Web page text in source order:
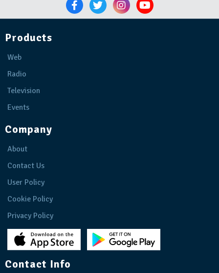
Products
Web
Radio
Television
Events
Company
About
Contact Us
User Policy
Cookie Policy
Privacy Policy
Contact Info